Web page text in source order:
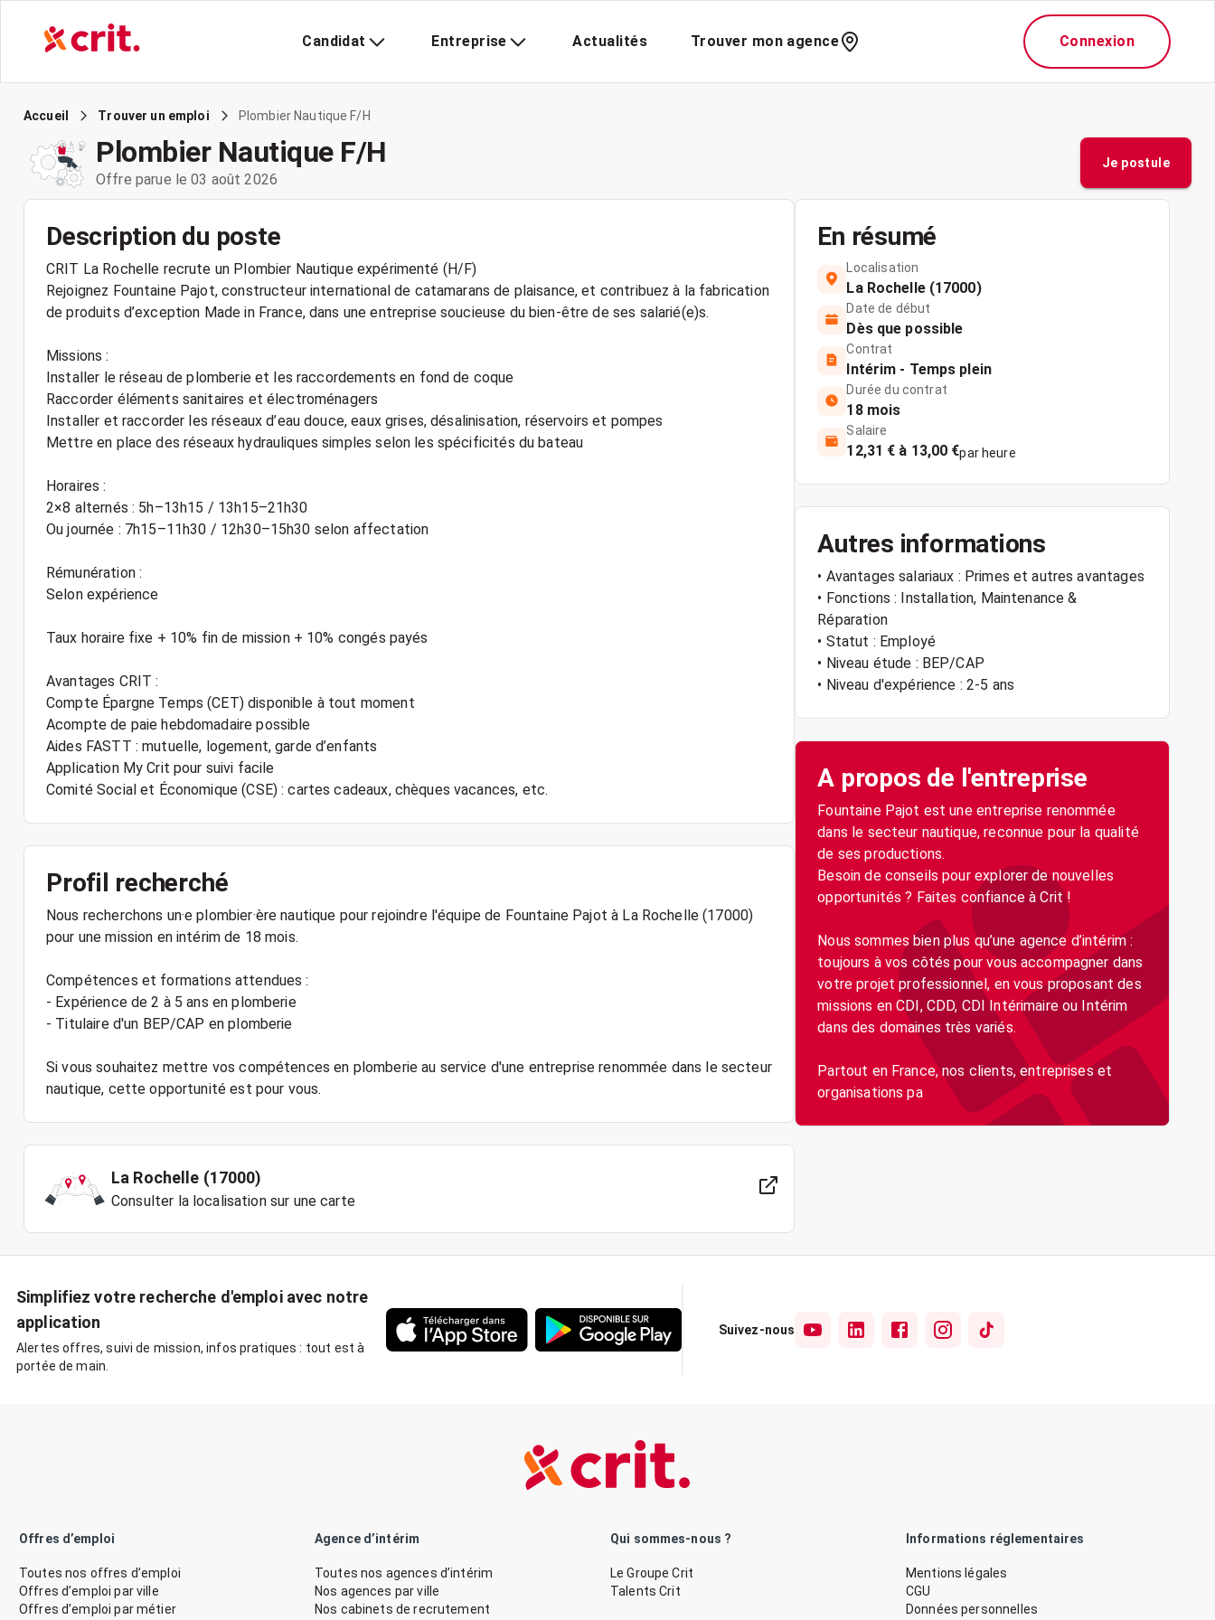
Candidat Entreprise Actualités Trouver mon agence Connexion
Accueil Trouver un emploi Plombier Nautique F/H
Plombier Nautique F/H
Offre parue le 03 août 2026
Je postule
Description du poste
CRIT La Rochelle recrute un Plombier Nautique expérimenté (H/F)
Rejoignez Fountaine Pajot, constructeur international de catamarans de plaisance, et contribuez à la fabrication
de produits d’exception Made in France, dans une entreprise soucieuse du bien-être de ses salarié(e)s.
Missions :
Installer le réseau de plomberie et les raccordements en fond de coque
Raccorder éléments sanitaires et électroménagers
Installer et raccorder les réseaux d’eau douce, eaux grises, désalinisation, réservoirs et pompes
Mettre en place des réseaux hydrauliques simples selon les spécificités du bateau
Horaires :
2×8 alternés : 5h–13h15 / 13h15–21h30
Ou journée : 7h15–11h30 / 12h30–15h30 selon affectation
Rémunération :
Selon expérience
Taux horaire fixe + 10% fin de mission + 10% congés payés
Avantages CRIT :
Compte Épargne Temps (CET) disponible à tout moment
Acompte de paie hebdomadaire possible
Aides FASTT : mutuelle, logement, garde d’enfants
Application My Crit pour suivi facile
Comité Social et Économique (CSE) : cartes cadeaux, chèques vacances, etc.
Profil recherché
Nous recherchons un·e plombier·ère nautique pour rejoindre l'équipe de Fountaine Pajot à La Rochelle (17000)
pour une mission en intérim de 18 mois.
Compétences et formations attendues :
- Expérience de 2 à 5 ans en plomberie
- Titulaire d'un BEP/CAP en plomberie
Si vous souhaitez mettre vos compétences en plomberie au service d'une entreprise renommée dans le secteur
La Rochelle (17000)
Consulter la localisation sur une carte
En résumé
Localisation
La Rochelle (17000)
Date de début
Dès que possible
Contrat
Intérim - Temps plein
Durée du contrat
18 mois
Salaire
12,31 € à 13,00 €par heure
Autres informations
• Avantages salariaux : Primes et autres avantages
• Fonctions : Installation, Maintenance &
Réparation
• Statut : Employé
• Niveau étude : BEP/CAP
• Niveau d'expérience : 2-5 ans
A propos de l'entreprise
Fountaine Pajot est une entreprise renommée
dans le secteur nautique, reconnue pour la qualité
de ses productions.
Besoin de conseils pour explorer de nouvelles
opportunités ? Faites confiance à Crit !
Nous sommes bien plus qu’une agence d’intérim :
toujours à vos côtés pour vous accompagner dans
votre projet professionnel, en vous proposant des
missions en CDI, CDD, CDI Intérimaire ou Intérim
dans des domaines très variés.
Partout en France, nos clients, entreprises et
organisations pa
Simplifiez votre recherche d'emploi avec notre
application
Alertes offres, suivi de mission, infos pratiques : tout est à
portée de main.
Suivez-nous
Offres d’emploi
Toutes nos offres d’emploi
Offres d’emploi par ville
Offres d’emploi par métier
Agence d’intérim
Toutes nos agences d’intérim
Nos agences par ville
Nos cabinets de recrutement
Qui sommes-nous ?
Le Groupe Crit
Talents Crit
Informations réglementaires
Mentions légales
CGU
Données personnelles